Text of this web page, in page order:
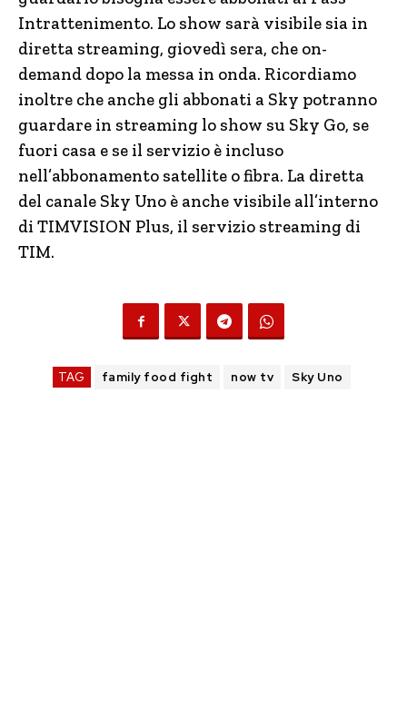
Intrattenimento. Lo show sarà visibile sia in
diretta streaming, giovedì sera, che on-
demand dopo la messa in onda. Ricordiamo
inoltre che anche gli abbonati a Sky potranno
guardare in streaming lo show su Sky Go, se
fuori casa e se il servizio è incluso
nell’abbonamento satellite o fibra. La diretta
del canale Sky Uno è anche visibile all’interno
di TIMVISION Plus, il servizio streaming di
TIM.
TAG family food fight now tv Sky Uno